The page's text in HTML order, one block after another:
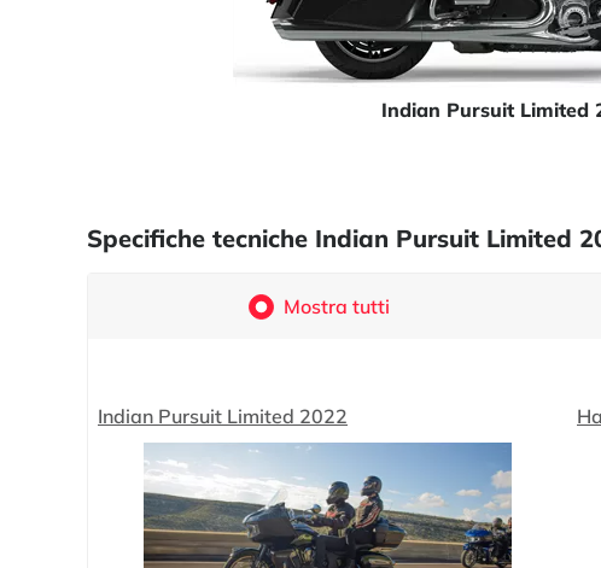
Indian Pursuit Limited
Specifiche tecniche Indian Pursuit Limited
Mostra tutti
Indian Pursuit Limited 2022